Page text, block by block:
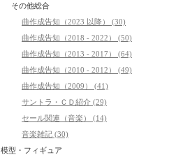
その他総合
曲作成告知（2023 以降） (30)
曲作成告知（2018 - 2022） (50)
曲作成告知（2013 - 2017） (64)
曲作成告知（2010 - 2012） (49)
曲作成告知（2009） (41)
サントラ・ＣＤ紹介 (29)
セール関連（音楽） (14)
音楽雑記 (30)
模型・フィギュア